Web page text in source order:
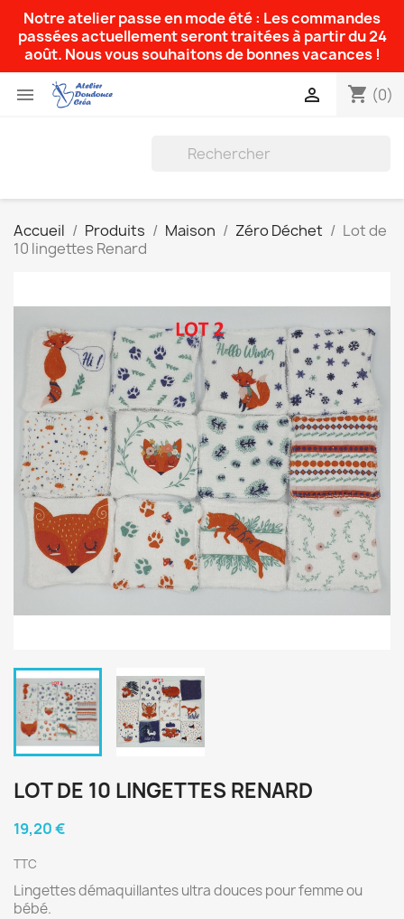
Notre atelier passe en mode été : Les commandes
passées actuellement seront traitées à partir du 24
août. Nous vous souhaitons de bonnes vacances !
 shopping_cart (0)

Accueil Produits Maison Zéro Déchet
Lot de
10 lingettes Renard
LOT DE 10 LINGETTES RENARD
19,20 €
TTC
Lingettes démaquillantes ultra douces pour femme ou
bébé.